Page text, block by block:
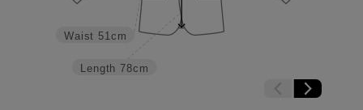
Length 78cm
Waist 51cm